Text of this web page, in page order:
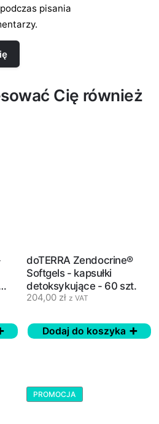
pisania
Cię również
doTERRA Zendocrine®
Softgels - kapsułki
detoksykujące - 60 szt.
204,00 zł z VAT
Dodaj do koszyka
PROMOCJA